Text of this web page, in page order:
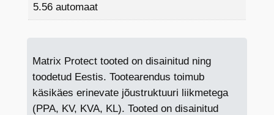
5.56 automaat
Matrix Protect tooted on disainitud ning
toodetud Eestis. Tootearendus toimub
käsikäes erinevate jõustruktuuri liikmetega
(PPA, KV, KVA, KL). Tooted on disainitud